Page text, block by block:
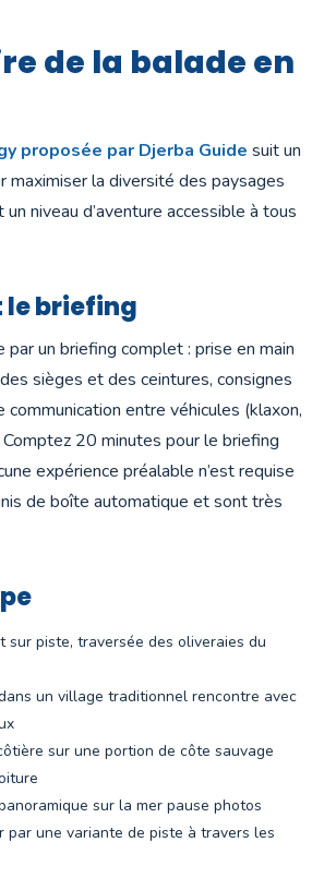
de la balade en
proposée par Djerba Guide suit un
maximiser la diversité des paysages
niveau d’aventure accessible à tous
le briefing
par un briefing complet : prise en main
sièges et des ceintures, consignes
communication entre véhicules (klaxon,
Comptez 20 minutes pour le briefing
expérience préalable n’est requise
de boîte automatique et sont très
piste, traversée des oliveraies du
un village traditionnel rencontre avec
sur une portion de côte sauvage
sur la mer pause photos
une variante de piste à travers les